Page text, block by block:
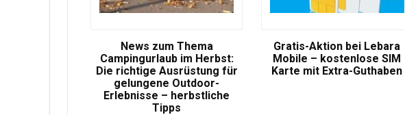
News zum Thema
Campingurlaub im Herbst:
Die richtige Ausrüstung für
gelungene Outdoor-
Erlebnisse – herbstliche
Tipps
Gratis-Aktion bei Lebara
Mobile – kostenlose SIM
Karte mit Extra-Guthaben